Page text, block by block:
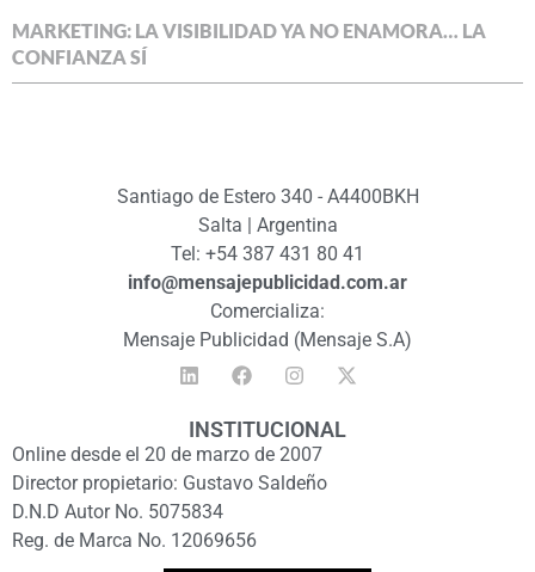
MARKETING: LA VISIBILIDAD YA NO ENAMORA… LA
CONFIANZA SÍ
Santiago de Estero 340 - A4400BKH
Salta | Argentina
Tel: +54 387 431 80 41
info@mensajepublicidad.com.ar
Comercializa:
Mensaje Publicidad (Mensaje S.A)
INSTITUCIONAL
Online desde el 20 de marzo de 2007
Director propietario: Gustavo Saldeño
D.N.D Autor No. 5075834
Reg. de Marca No. 12069656